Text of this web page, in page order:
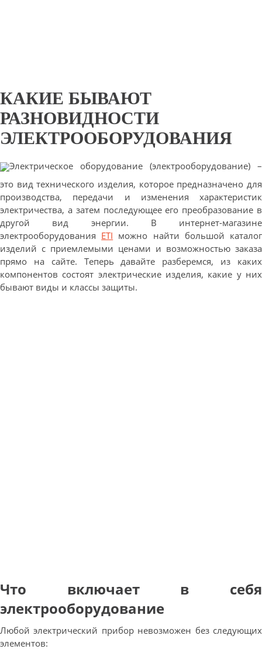
КАКИЕ БЫВАЮТ
РАЗНОВИДНОСТИ
ЭЛЕКТРООБОРУДОВАНИЯ
Электрическое оборудование (электрооборудование) –
это вид технического изделия, которое предназначено для
производства, передачи и изменения характеристик
электричества, а затем последующее его преобразование в
другой вид энергии. В интернет-магазине
электрооборудования ETI можно найти большой каталог
изделий с приемлемыми ценами и возможностью заказа
прямо на сайте. Теперь давайте разберемся, из каких
компонентов состоят электрические изделия, какие у них
бывают виды и классы защиты.
Что включает в себя
электрооборудование
Любой электрический прибор невозможен без следующих
элементов: